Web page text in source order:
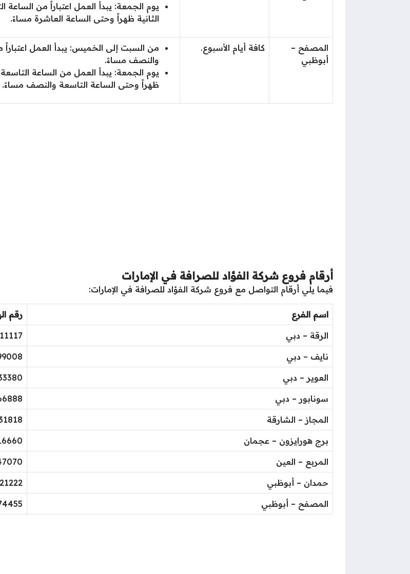
يوم الجمعة: يبدأ العمل اعتباراً من
الثانية ظهراً وحتى الساعة العاشرة مساءً.
المصفح –
أبوظبي
كافة أيام الأسبوع.
من السبت إلى الخميس: يبدأ العمل
والنصف مساءً.
يوم الجمعة: يبدأ العمل من الساعة
ظهراً وحتى الساعة التاسعة والنصف مساءً.
أرقام فروع شركة الفؤاد للصرافة في الإمارات
فيما يلي أرقام التواصل مع فروع شركة الفؤاد للصرافة في الإمارات:
اسم الفرع رقم
الرقة – دبي
نايف – دبي
العوير – دبي
سونابور – دبي
المجاز – الشارقة
برج هورايزون – عجمان
المربع – العين
حمدان – أبوظبي
المصفح – أبوظبي